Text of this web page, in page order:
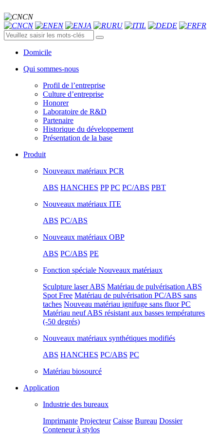
CN
CN
EN JA RU IL DE FR
Domicile
Qui sommes-nous
Profil de l’entreprise
Culture d’entreprise
Honorer
Laboratoire de R&D
Partenaire
Historique du développement
Présentation de la base
Produit
Nouveaux matériaux PCR
ABS HANCHES PP PC PC/ABS PBT
Nouveaux matériaux ITE
ABS PC/ABS
Nouveaux matériaux OBP
ABS PC/ABS PE
Fonction spéciale Nouveaux matériaux
Sculpture laser ABS Matériau de pulvérisation ABS
Spot Free Matériau de pulvérisation PC/ABS sans
taches Nouveau matériau ignifuge sans fluor PC
Matériau neuf ABS résistant aux basses températures
(-50 degrés)
Nouveaux matériaux synthétiques modifiés
ABS HANCHES PC/ABS PC
Matériau biosourcé
Application
Industrie des bureaux
Imprimante Projecteur Caisse Bureau Dossier
Conteneur à stylos